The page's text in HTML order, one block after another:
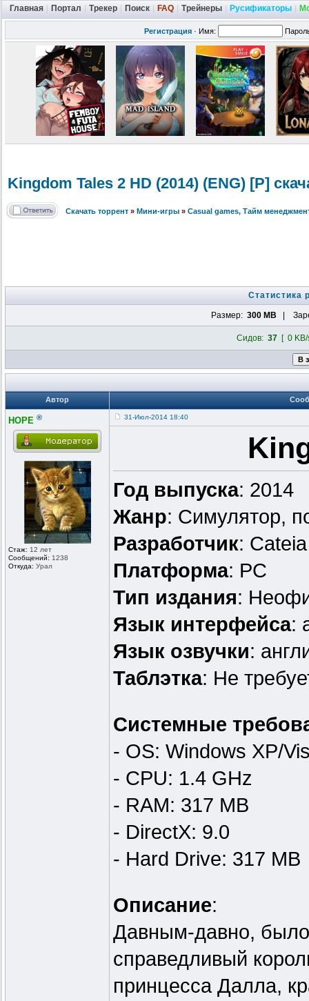
Главная Портал Трекер Поиск FAQ Трейнеры Русификаторы
Регистрация · Имя:
Kingdom Tales 2 HD (2014) (ENG) [P]
Скачать торрент » Мини-игры » Сasual games, Тайм
Статистика
Размер: 300 MB |
Сидов: 37[ 0 KB/
Автор
HOPE ®
Стаж: 12 лет
Сообщений: 1238
Откуда: Урал
31-Июл-2014 18:40
Год выпуска: 2014
Жанр: Симулятор,
Разработчик:
Платформа: PC
Тип издания:
Язык интерфейса:
Язык озвучки:
Таблэтка: Не
Системные
- OS: Windows XP/
- CPU: 1.4 GHz
- RAM: 317 MB
- DirectX: 9.0
- Hard Drive: 317 MB
Описание:
Давным-давно, было
справедливый
принцесса Далла,